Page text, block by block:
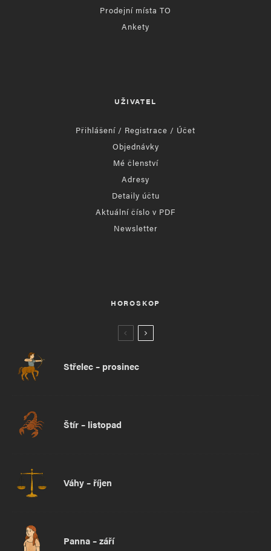
Prodejní místa TO
Ankety
UŽIVATEL
Přihlášení / Registrace / Účet
Objednávky
Mé členství
Adresy
Detaily účtu
Aktuální číslo v PDF
Newsletter
HOROSKOP
Střelec – prosinec
Štír – listopad
Váhy – říjen
Panna – září